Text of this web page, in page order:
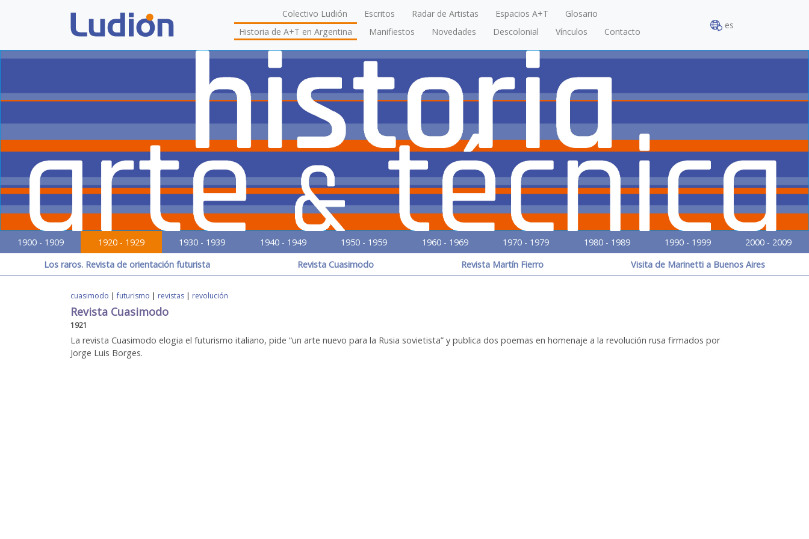
Colectivo Ludión Escritos Radar de Artistas Espacios A+T
Glosario
Historia de A+T en Argentina
Manifiestos Novedades Descolonial Vínculos Contacto
es
1900 - 1909 1920 - 1929 1930 - 1939 1940 - 1949 1950 - 1959 1960 - 1969 1970 - 1979 1980 - 1989 1990 - 1999
2000 - 2009
Los raros. Revista de orientación futurista
Revista Cuasimodo Revista Martín Fierro Visita de Marinetti a Buenos Aires
cuasimodo |futurismo | revistas | revolución
Revista Cuasimodo
1921
La revista Cuasimodo elogia el futurismo italiano, pide “un arte nuevo para la Rusia sovietista” y publica dos poemas en homenaje a la revolución rusa firmados por
Jorge Luis Borges.